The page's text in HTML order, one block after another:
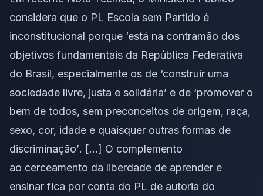
considera que o PL Escola sem Partido é
inconstitucional porque ‘está na contramão dos
objetivos fundamentais da República Federativa
do Brasil, especialmente os de ‘construir uma
sociedade livre, justa e solidária’ e de ‘promover o
bem de todos, sem preconceitos de origem, raça,
sexo, cor, idade e quaisquer outras formas de
discriminação’. […] O complemento
ao cerceamento da liberdade de aprender e
ensinar fica por conta do PL de autoria do